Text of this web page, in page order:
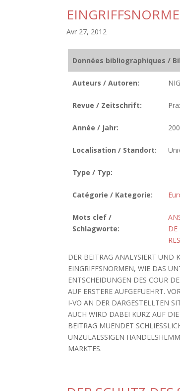
Avr 27, 2012
Données bibliographiques /
Auteurs / Autoren:
Revue / Zeitschrift:
Année / Jahr:
Localisation / Standort:
Type / Typ:
Catégorie / Kategorie:
Mots clef /
Schlagworte:
DE
DER BEITRAG ANALYSIERT UND
EINGRIFFSNORMEN, WIE DAS
ENTSCHEIDUNGEN DES COUR
AUF ERSTERE AUFGEFUEHRT.
I-VO AN DER DARGESTELLTEN
AUCH WIRD DABEI KURZ AUF
BEITRAG MUENDET
UNZULAESSIGEN
MARKTES.